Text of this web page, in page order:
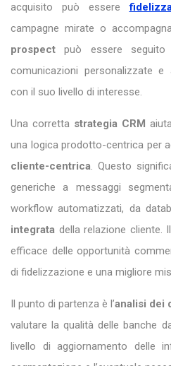
acquisito può essere
campagne mirate o
prospect può essere
comunicazioni personalizzate
con il suo livello di interesse.
Una corretta strategia CRM
una logica prodotto-centrica per
cliente-centrica. Questo
generiche a messaggi
workflow automatizzati, da
integrata della relazione cliente.
efficace delle opportunità
di fidelizzazione e una migliore
Il punto di partenza è l’analisi dei
valutare la qualità delle banche
livello di aggiornamento delle